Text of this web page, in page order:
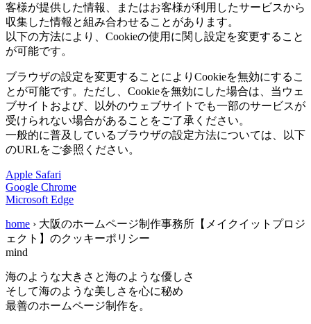
客様が提供した情報、またはお客様が利用したサービスから
収集した情報と組み合わせることがあります。
以下の方法により、Cookieの使用に関し設定を変更すること
が可能です。
ブラウザの設定を変更することによりCookieを無効にするこ
とが可能です。ただし、Cookieを無効にした場合は、当ウェ
ブサイトおよび、以外のウェブサイトでも一部のサービスが
受けられない場合があることをご了承ください。
一般的に普及しているブラウザの設定方法については、以下
のURLをご参照ください。
Apple Safari
Google Chrome
Microsoft Edge
home › 大阪のホームページ制作事務所【メイクイットプロジ
ェクト】のクッキーポリシー
mind
海のような大きさと海のような優しさ
そして海のような美しさを心に秘め
最善のホームページ制作を。